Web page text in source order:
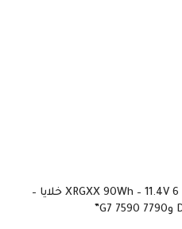
كن أول من يقيم “بطارية Dell اصلية XRGXX 90Wh – 11.4V 6 خلايا –